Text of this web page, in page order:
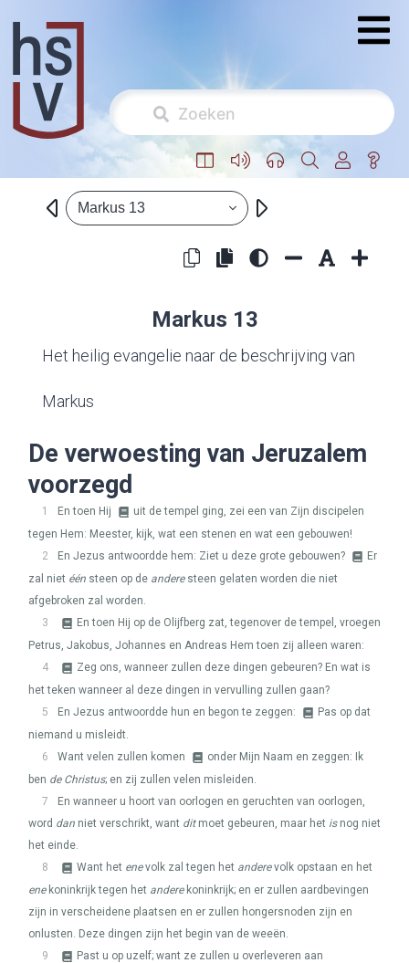
Markus 13
Markus 13
Het heilig evangelie naar de beschrijving van
Markus
De verwoesting van Jeruzalem
voorzegd
1 En toen Hij
uit de tempel ging, zei een van Zijn discipelen
tegen Hem: Meester, kijk, wat een stenen en wat een gebouwen!
2
En Jezus antwoordde hem: Ziet u deze grote gebouwen?
Er
zal niet één steen op de anderesteen gelaten worden die niet
afgebroken zal worden.
3
En toen Hij op de Olijfberg zat, tegenover de tempel, vroegen
Petrus, Jakobus, Johannes en Andreas Hem toen zij alleen waren:
4
Zeg ons, wanneer zullen deze dingen gebeuren? En wat is
het teken wanneer al deze dingen in vervulling zullen gaan?
5
En Jezus antwoordde hun en begon te zeggen:
Pas op dat
niemand u misleidt.
6
Want velen zullen komen
onder Mijn Naam en zeggen: Ik
ben de Christus; en zij zullen velen misleiden.
7
En wanneer u hoort van oorlogen en geruchten van oorlogen,
word dan niet verschrikt, want ditmoet gebeuren, maar het isnog niet
het einde.
8
Want het enevolk zal tegen het anderevolk opstaan en het
enekoninkrijk tegen het anderekoninkrijk; en er zullen aardbevingen
zijn in verscheidene plaatsen en er zullen hongersnoden zijn en
onlusten. Deze dingen zijn het begin van de weeën.
9
Past u op uzelf; want ze zullen u overleveren aan